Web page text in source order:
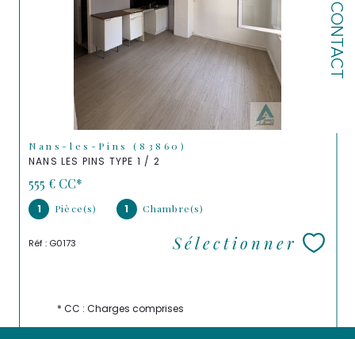
CONTACT
Nans-les-Pins (83860)
NANS LES PINS TYPE 1 / 2
555 € CC*
1 Pièce(s) 1 Chambre(s)
Réf : G0173 Sélectionner
* CC : Charges comprises